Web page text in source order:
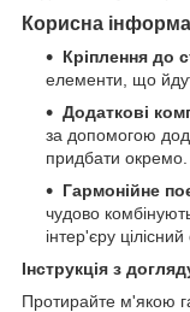
Корисна
Кріплення до
елементи, що
Додаткові
за допомогою
придбати окремо.
Гармонійне
чудово
інтер'єру
Інструкція з
Протирайте м'якою